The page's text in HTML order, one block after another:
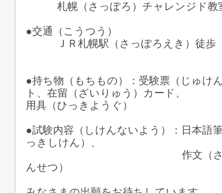
札幌（さっぽろ）チャレンジド教
●交通（こうつう）
ＪＲ札幌駅（さっぽろえき）徒歩
●持ち物（もちもの）：受験票（じゅけ
ト、在留（ざいりゅう）
用具（ひっきようぐ）
●試験内容（しけんないよう）：日本語
っきしけん）、
作文（さくぶん）
んせつ）